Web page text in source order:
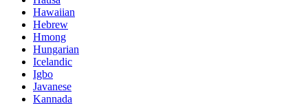
Hawaiian
Hebrew
Hmong
Hungarian
Icelandic
Igbo
Javanese
Kannada